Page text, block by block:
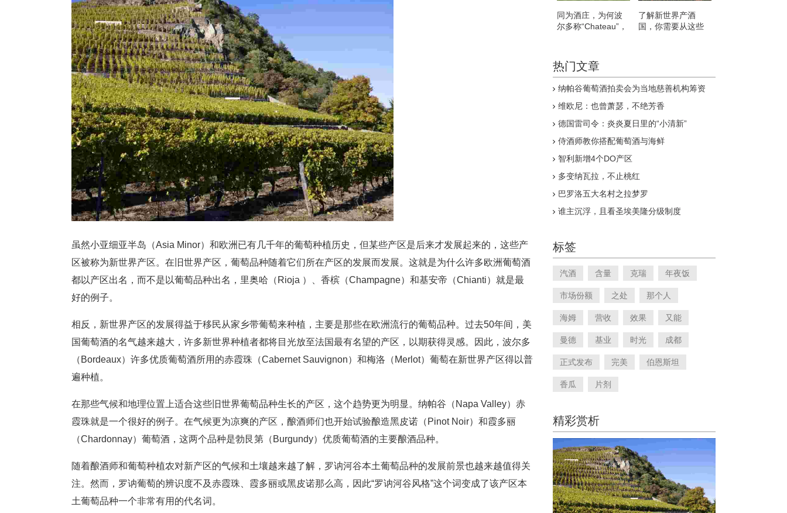
虽然小亚细亚半岛（Asia Minor）和欧洲已有几千年的葡萄种植历史，但某些产区是后来才发展起来的，这些产
区被称为新世界产区。在旧世界产区，葡萄品种随着它们所在产区的发展而发展。这就是为什么许多欧洲葡萄酒
都以产区出名，而不是以葡萄品种出名，里奥哈（Rioja ）、香槟（Champagne）和基安帝（Chianti）就是最
好的例子。
相反，新世界产区的发展得益于移民从家乡带葡萄来种植，主要是那些在欧洲流行的葡萄品种。过去50年间，美
国葡萄酒的名气越来越大，许多新世界种植者都将目光放至法国最有名望的产区，以期获得灵感。因此，波尔多
（Bordeaux）许多优质葡萄酒所用的赤霞珠（Cabernet Sauvignon）和梅洛（Merlot）葡萄在新世界产区得以普
遍种植。
在那些气候和地理位置上适合这些旧世界葡萄品种生长的产区，这个趋势更为明显。纳帕谷（Napa Valley）赤
霞珠就是一个很好的例子。在气候更为凉爽的产区，酿酒师们也开始试验酿造黑皮诺（Pinot Noir）和霞多丽
（Chardonnay）葡萄酒，这两个品种是勃艮第（Burgundy）优质葡萄酒的主要酿酒品种。
随着酿酒师和葡萄种植农对新产区的气候和土壤越来越了解，罗讷河谷本土葡萄品种的发展前景也越来越值得关
注。然而，罗讷葡萄的辨识度不及赤霞珠、霞多丽或黑皮诺那么高，因此“罗讷河谷风格”这个词变成了该产区本
土葡萄品种一个非常有用的代名词。
同为酒庄，为何波
尔多称“Chateau”，
了解新世界产酒
国，你需要从这些
热门文章
纳帕谷葡萄酒拍卖会为当地慈善机构筹资
维欧尼：也曾萧瑟，不绝芳香
德国雷司令：炎炎夏日里的“小清新”
侍酒师教你搭配葡萄酒与海鲜
智利新增4个DO产区
多变纳瓦拉，不止桃红
巴罗洛五大名村之拉梦罗
谁主沉浮，且看圣埃美隆分级制度
标签
汽酒 含量 克瑞 年夜饭
市场份额 之处 那个人
海姆 营收 效果 又能
曼德 基业 时光 成都
正式发布 完美 伯恩斯坦
香瓜 片剂
精彩赏析